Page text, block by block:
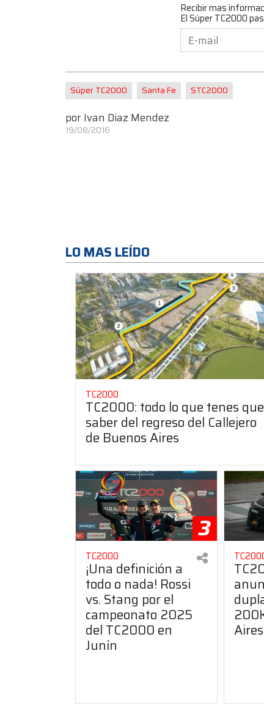
Recibir mas
El Súper TC2000
Súper TC2000 Santa Fe STC2000
por Ivan Diaz Mendez
19/08/2016
LO MAS LEÍDO
TC2000
TC2000: todo lo que tenes que
saber del regreso del Callejero
de Buenos Aires
3
TC2000
¡Una definición a
todo o nada! Rossi
vs. Stang por el
campeonato 2025
del TC2000 en
Junín
Aires